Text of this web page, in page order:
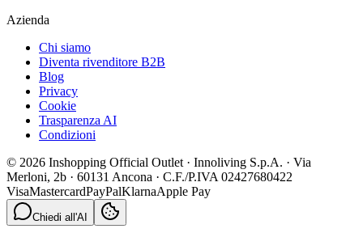
Azienda
Chi siamo
Diventa rivenditore B2B
Blog
Privacy
Cookie
Trasparenza AI
Condizioni
© 2026 Inshopping Official Outlet · Innoliving S.p.A. · Via
Merloni, 2b · 60131 Ancona · C.F./P.IVA 02427680422
VisaMastercardPayPalKlarnaApple Pay
Chiedi all'AI